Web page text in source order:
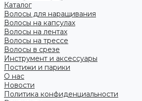
Каталог
Волосы для наращивания
Волосы на капсулах
Волосы на лентах
Волосы на трессе
Волосы в срезе
Инструмент и аксессуары
Постижи и парики
О нас
Новости
Политика конфиденциальности